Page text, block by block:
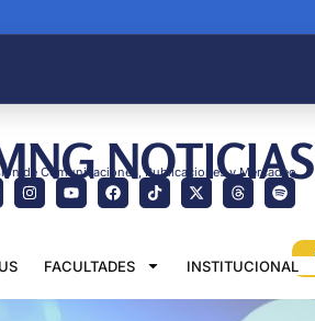
NOTICIAS
de Comunicaciones, Publicaciones y Mercadeo
FACULTADES INSTITUCIONAL